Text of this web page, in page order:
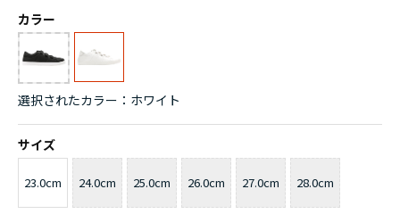
カラー
選択されたカラー：ホワイト
サイズ
23.0cm 24.0cm 25.0cm 26.0cm 27.0cm 28.0cm